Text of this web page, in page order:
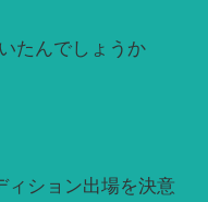
たんでしょうか
ィション出場を決意